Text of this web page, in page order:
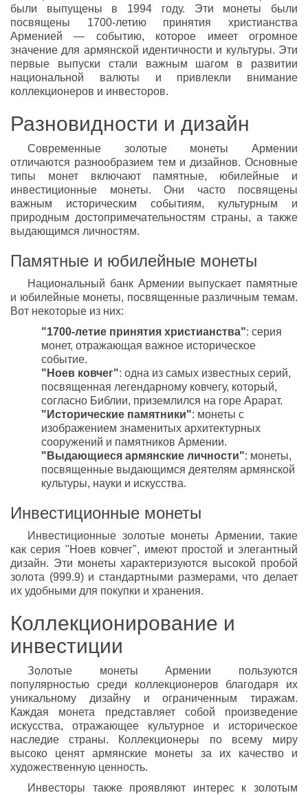
были выпущены в 1994 году. Эти монеты были
посвящены 1700-летию принятия христианства
Арменией — событию, которое имеет огромное
значение для армянской идентичности и культуры. Эти
первые выпуски стали важным шагом в развитии
национальной валюты и привлекли внимание
коллекционеров и инвесторов.
Разновидности и дизайн
Современные золотые монеты Армении
отличаются разнообразием тем и дизайнов. Основные
типы монет включают памятные, юбилейные и
инвестиционные монеты. Они часто посвящены
важным историческим событиям, культурным и
природным достопримечательностям страны, а также
выдающимся личностям.
Памятные и юбилейные монеты
Национальный банк Армении выпускает памятные
и юбилейные монеты, посвященные различным темам.
Вот некоторые из них:
"1700-летие принятия христианства": серия
монет, отражающая важное историческое
событие.
"Ноев ковчег": одна из самых известных серий,
посвященная легендарному ковчегу, который,
согласно Библии, приземлился на горе Арарат.
"Исторические памятники": монеты с
изображением знаменитых архитектурных
сооружений и памятников Армении.
"Выдающиеся армянские личности": монеты,
посвященные выдающимся деятелям армянской
культуры, науки и искусства.
Инвестиционные монеты
Инвестиционные золотые монеты Армении, такие
как серия "Ноев ковчег", имеют простой и элегантный
дизайн. Эти монеты характеризуются высокой пробой
золота (999.9) и стандартными размерами, что делает
их удобными для покупки и хранения.
Коллекционирование и
инвестиции
Золотые монеты Армении пользуются
популярностью среди коллекционеров благодаря их
уникальному дизайну и ограниченным тиражам.
Каждая монета представляет собой произведение
искусства, отражающее культурное и историческое
наследие страны. Коллекционеры по всему миру
высоко ценят армянские монеты за их качество и
художественную ценность.
Инвесторы также проявляют интерес к золотым